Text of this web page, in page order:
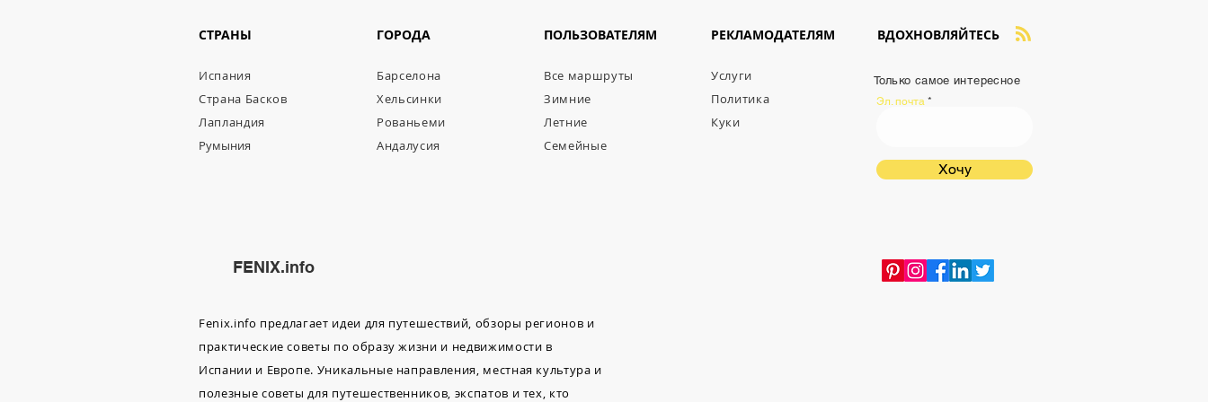
СТРАНЫ
Испания
Страна Басков
Лапландия
Румыния
FENIX.info
ГОРОДА
Барселона
Хельсинки
Рованьеми
Андалусия
ПОЛЬЗОВАТЕЛЯМ
Все маршруты
Зимние
Летние
Семейные
РЕКЛАМОДАТЕЛЯМ
Услуги
Политика
Куки
ВДОХНОВЛЯЙТЕСЬ
Только самое интересное
Эл. почта
Хочу
Fenix.info предлагает идеи для путешествий, обзоры регионов и
практические советы по образу жизни и недвижимости в
Испании и Европе. Уникальные направления, местная культура и
полезные советы для путешественников, экспатов и тех, кто